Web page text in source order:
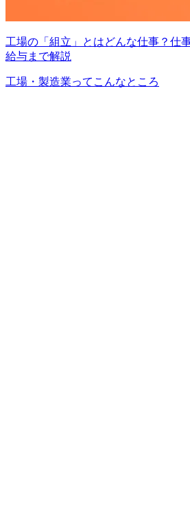
工場の「組立」とはどんな仕事？仕
給与まで解説
工場・製造業ってこんなところ